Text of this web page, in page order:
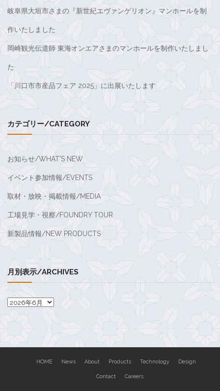
岐阜県大垣市さまの『新世紀エヴァンゲリオン』マンホールを制
作いたしました
岡崎観光伝道師 東海オンエアさまのマンホールを制作いたしまし
た
「川口市市産品フェア 2025」に出展いたします
カテゴリー/CATEGORY
お知らせ/WHAT'S NEW
イベント参加情報/EVENTS
取材・放映・掲載情報/MEDIA
工場見学・視察/FOUNDRY TOUR
新製品情報/NEW PRODUCTS
月別表示/ARCHIVES
月
HOME News About Products Technology Design
Contact Careers